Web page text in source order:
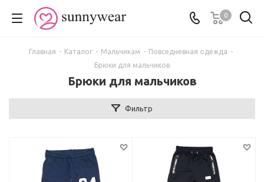
0
Главная - Каталог - Мальчикам - Повседневная одежда -
Брюки для мальчиков
Брюки для мальчиков
Фильтр